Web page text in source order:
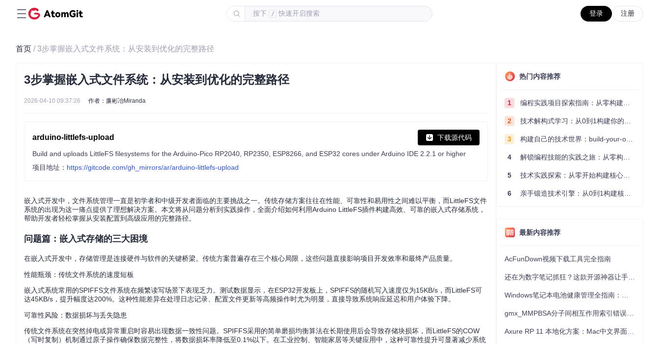
按下 / 快速开启搜索 登录 注册
首页 / 3步掌握嵌入式文件系统：从安装到优化的完整路径
3步掌握嵌入式文件系统：从安装到优化的完整路径
2026-04-10 09:37:26 作者：廉彬冶Miranda
arduino-littlefs-upload 下载源代码
Build and uploads LittleFS filesystems for the Arduino-Pico RP2040, RP2350, ESP8266, and ESP32 cores under Arduino IDE 2.2.1 or higher
项目地址： https://gitcode.com/gh_mirrors/ar/arduino-littlefs-upload
嵌入式开发中，文件系统管理一直是初学者和中级开发者面临的主要挑战之一。传统存储方案往往在性能、可靠性和易用性之间难以平衡，而LittleFS文件
系统的出现为这一痛点提供了理想解决方案。本文将从问题分析到实践操作，全面介绍如何利用Arduino LittleFS插件构建高效、可靠的嵌入式存储系统，
帮助开发者轻松掌握从安装配置到高级应用的完整路径。
问题篇：嵌入式存储的三大困境
在嵌入式开发中，存储管理是连接硬件与软件的关键桥梁。传统方案普遍存在三个核心局限，这些问题直接影响项目开发效率和最终产品质量。
性能瓶颈：传统文件系统的速度短板
嵌入式系统常用的SPIFFS文件系统在频繁读写场景下表现乏力。测试数据显示，在ESP32开发板上，SPIFFS的随机写入速度仅为15KB/s，而LittleFS可
达45KB/s，提升幅度达200%。这种性能差异在处理日志记录、配置文件更新等高频操作时尤为明显，直接导致系统响应延迟和用户体验下降。
可靠性风险：数据损坏与丢失隐患
传统文件系统在突然掉电或异常重启时容易出现数据一致性问题。SPIFFS采用的简单磨损均衡算法在长期使用后会导致存储块损坏，而LittleFS的COW
（写时复制）机制通过原子操作确保数据完整性，将数据损坏率降低至0.1%以下。在工业控制、智能家居等关键应用中，这种可靠性提升可显著减少系统
热门内容推荐
1 编程实践项目探索指南：从零构建技术能力体系
2 技术解构式学习：从0到1构建你的编程知识体系
3 构建自己的技术世界：build-your-own-x项目的实践探索指南
4 解锁编程技能的实践之旅：从零构建你的技术世界
5 技术实践探索：从零开始构建核心系统的实践指南
6 亲手锻造技术引擎：从0到1构建核心系统的实践指南
最新内容推荐
AcFunDown视频下载工具完全指南